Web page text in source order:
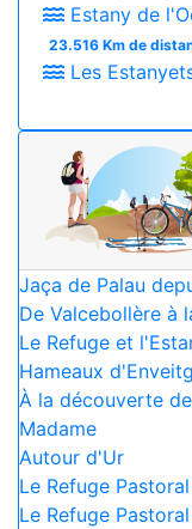
Estany de
23.516 Km de
Les
Jaça de Palau
De Valcebollère à
Le Refuge et
Hameaux d'Enveitg
À la découverte
Madame
Autour d'Ur
Le Refuge
Le Refuge